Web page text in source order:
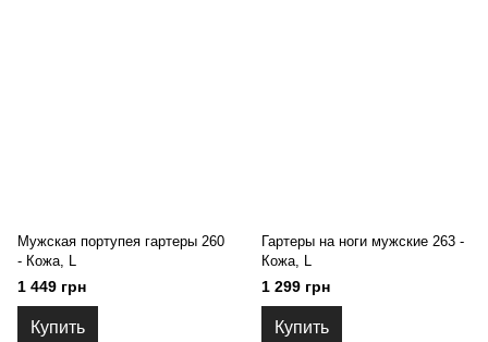
Мужская портупея гартеры 260
- Кожа, L
1 449 грн
Купить
Гартеры на ноги мужские 263 -
Кожа, L
1 299 грн
Купить